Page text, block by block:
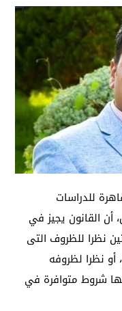
للدراسات
أن القانون يجيز في
درجتين نظرا للظروف التى
أو نظرا لظروفه
شروط متوافرة في